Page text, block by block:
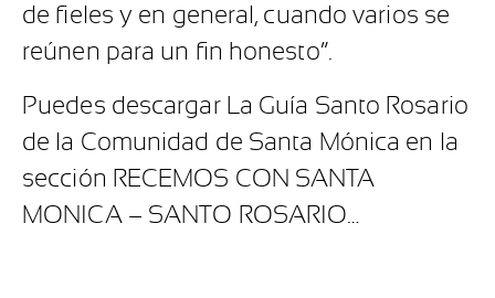
de fieles y en general, cuando varios se
reúnen para un fin honesto”.
Puedes descargar La Guía Santo Rosario
de la Comunidad de Santa Mónica en la
sección RECEMOS CON SANTA
MONICA – SANTO ROSARIO…